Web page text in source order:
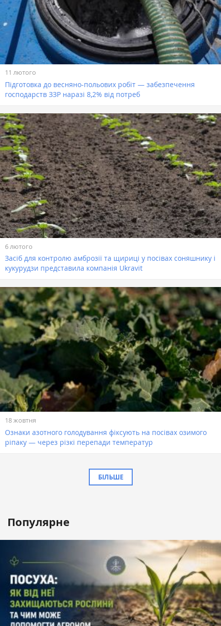
11 лютого
Підготовка до весняно-польових робіт — забезпечення
господарств ЗЗР наразі 8,2% від потреб
6 лютого
Засіб для контролю амброзії та щириці у посівах соняшнику і
кукурудзи представила компанія Ukravit
18 жовтня
Ознаки азотного голодування фіксують на посівах озимого
ріпаку — через різкі перепади температур
БІЛЬШЕ
Популярне